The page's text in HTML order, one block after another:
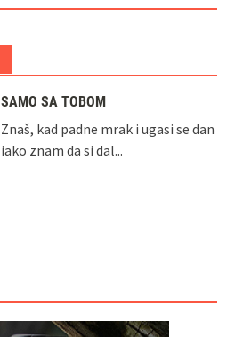
SAMO SA TOBOM
Znaš, kad padne mrak i ugasi se dan
iako znam da si dal...